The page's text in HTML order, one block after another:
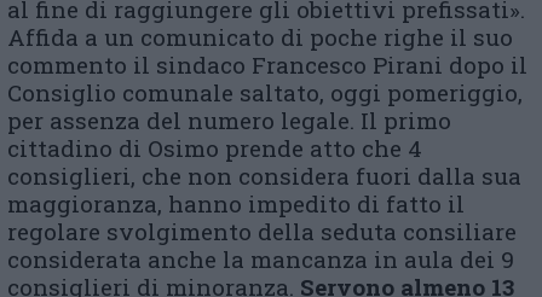
al fine di raggiungere gli obiettivi prefissati».
Affida a un comunicato di poche righe il suo
commento il sindaco Francesco Pirani dopo il
Consiglio comunale saltato, oggi pomeriggio,
per assenza del numero legale. Il primo
cittadino di Osimo prende atto che 4
consiglieri, che non considera fuori dalla sua
maggioranza, hanno impedito di fatto il
regolare svolgimento della seduta consiliare
considerata anche la mancanza in aula dei 9
consiglieri di minoranza. Servono almeno 13